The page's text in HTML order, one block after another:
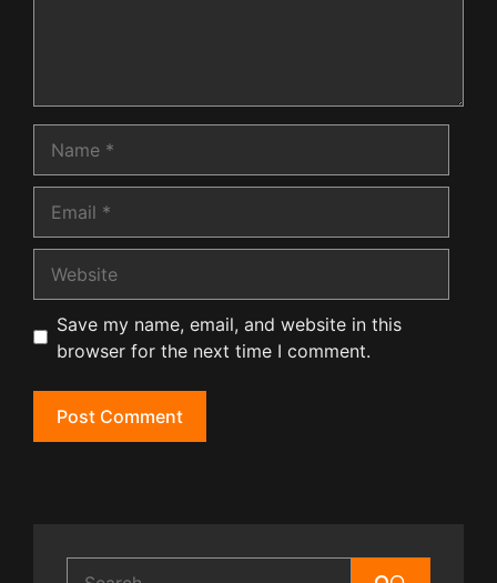
Save my name, email, and website in this
browser for the next time I comment.